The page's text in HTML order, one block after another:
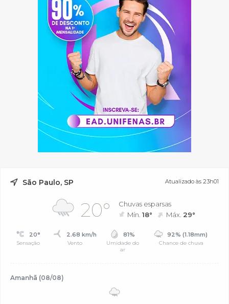
São Paulo, SP Atualizado às 23h01
20°
Chuvas esparsas
Mín.18° Máx. 29°
20°
Sensação
2.68 km/h
Vento
81%
Umidade do
ar
92% (1.18mm)
Chance de chuva
Amanhã (08/08)